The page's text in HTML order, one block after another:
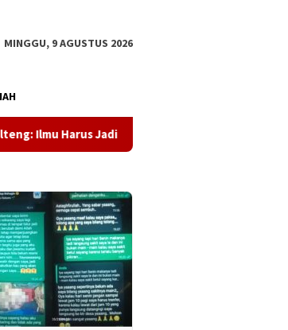
MINGGU, 9 AGUSTUS 2026
Harus Jadi Panglima Kehidupan